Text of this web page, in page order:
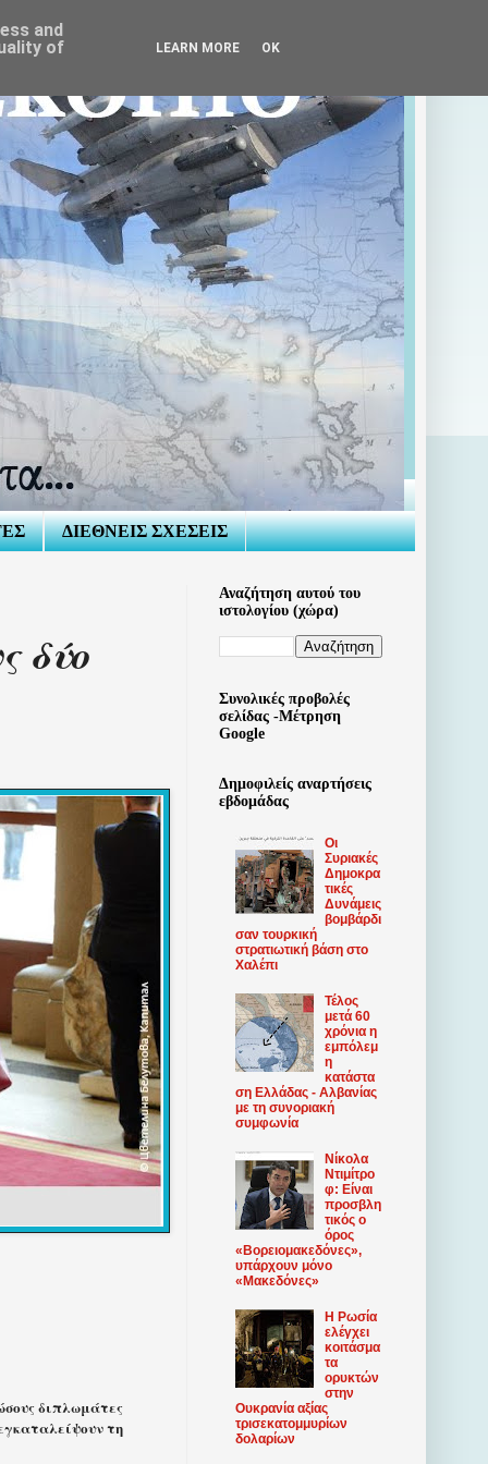
ΔΙΕΘΝΕΙΣ ΣΧΕΣΕΙΣ
δύο
διπλωμάτες
τη
Αναζήτηση αυτού του
ιστολογίου (χώρα)
Συνολικές προβολές
σελίδας -Μέτρηση
Google
Δημοφιλείς αναρτήσεις
εβδομάδας
Οι
Συριακές
Δημοκρα
τικές
Δυνάμεις
βομβάρδι
σαν τουρκική
στρατιωτική βάση στο
Χαλέπι
Τέλος
μετά 60
χρόνια η
εμπόλεμ
η
κατάστα
ση Ελλάδας - Αλβανίας
με τη συνοριακή
συμφωνία
Νίκολα
Ντιμίτρο
φ: Είναι
προσβλη
τικός ο
όρος
«Βορειομακεδόνες»,
υπάρχουν μόνο
«Μακεδόνες»
Η Ρωσία
ελέγχει
κοιτάσμα
τα
ορυκτών
στην
Ουκρανία αξίας
τρισεκατομμυρίων
δολαρίων
and
of
LEARN MORE OK